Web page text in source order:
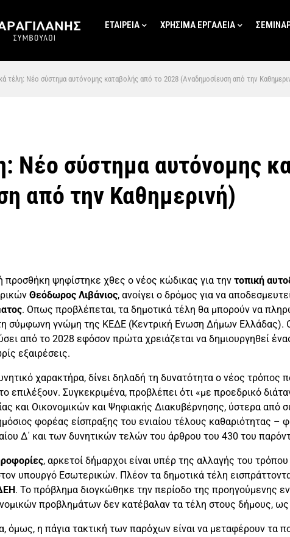
ΕΤΑΙΡΕΙΑ ΧΡΗΣΙΜΑ ΕΡΓΑΛΕΙΑ
τέλη: Νέο σύστημα αυτόνομης καταβολής από το 2028 (Αναδημοσίευση από την
Νέο σύστημα αυτόνομης
από την Καθημερινή)
προσθήκη ψηφίστηκε χθες ο νέος κώδικας για την τοπική
Θεόδωρος Λιβάνιος, ανοίγει ο δρόμος για να
. Οπως προβλέπεται, τα δημοτικά τέλη θα μπορούν να
σύμφωνη γνώμη της ΚΕΔΕ (Κεντρική Ενωση Δήμων Ελλάδας).
από το 2028 εφόσον πρώτα χρειάζεται να δημιουργηθεί
εξαιρέσεις.
χαρακτήρα, δίνει δηλαδή τη δυνατότητα ο νέος
επιλέξουν. Συγκεκριμένα, προβλέπει ότι «με προεδρικό
και Οικονομικών και Ψηφιακής Διακυβέρνησης, ύστερα
φορέας είσπραξης του ενιαίου τέλους καθαριότητας
Δ΄ και των δυνητικών τελών του άρθρου του 430 του
, αρκετοί δήμαρχοι είναι υπέρ της αλλαγής του τρόπου
υπουργό Εσωτερικών. Πλέον τα δημοτικά τέλη
. Το πρόβλημα διογκώθηκε την περίοδο της προηγούμενης
προβλημάτων δεν κατέβαλαν τα τέλη στους δήμους, ως
όμως, η πάγια τακτική των παρόχων είναι να μεταφέρουν τα